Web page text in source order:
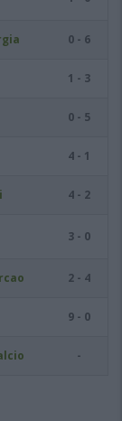
0 - 6
1 - 3
0 - 5
4 - 1
4 - 2
3 - 0
2 - 4
9 - 0
-